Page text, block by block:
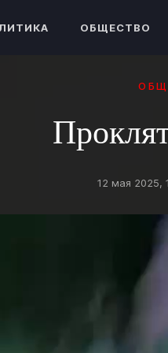
ОБЩЕСТВО
12 мая 2025,